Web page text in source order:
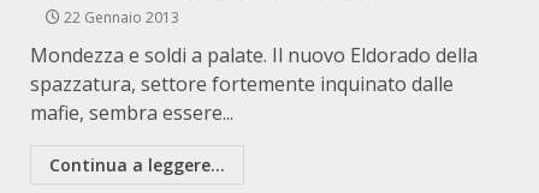
22 Gennaio 2013
Mondezza e soldi a palate. Il nuovo Eldorado della
spazzatura, settore fortemente inquinato dalle
mafie, sembra essere...
Continua a leggere...